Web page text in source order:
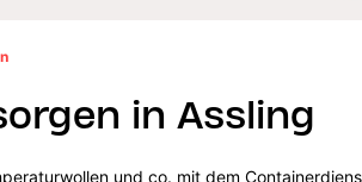
in Assling
und co. mit dem